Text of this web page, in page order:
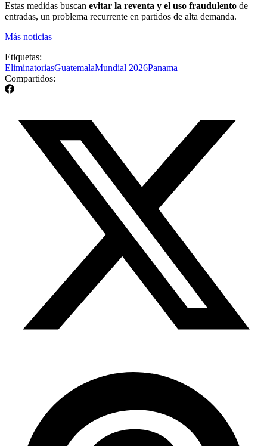
Estas medidas buscan evitar la reventa y el uso fraudulento de
entradas, un problema recurrente en partidos de alta demanda.
Más noticias
Etiquetas:
EliminatoriasGuatemalaMundial 2026Panama
Compartidos: